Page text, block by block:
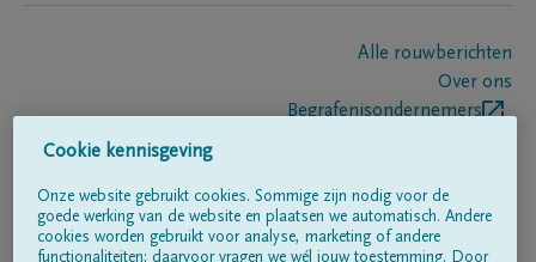
Alle rouwberichten
Over ons
Begrafenisondernemers
Volg ons op
Cookie kennisgeving
Onze website gebruikt cookies. Sommige zijn nodig voor de
goede werking van de website en plaatsen we automatisch. Andere
cookies worden gebruikt voor analyse, marketing of andere
functionaliteiten; daarvoor vragen we wél jouw toestemming. Door